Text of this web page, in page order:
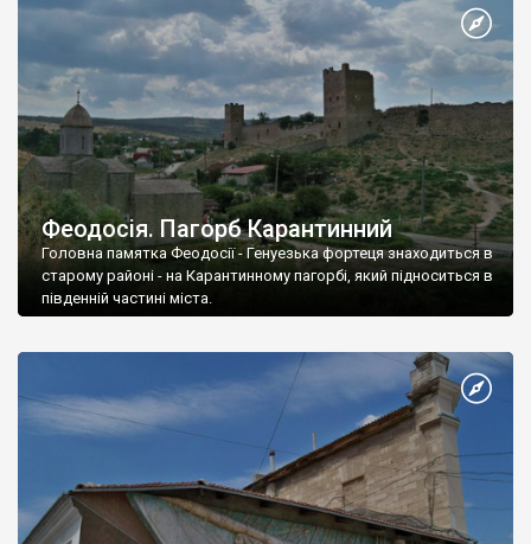
Феодосія. Пагорб Карантинний
Головна памятка Феодосії - Генуезька фортеця знаходиться в
старому районі - на Карантинному пагорбі, який підноситься в
південній частині міста.